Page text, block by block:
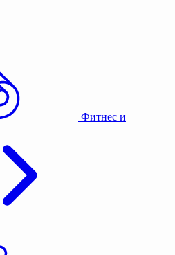
Фитнес и